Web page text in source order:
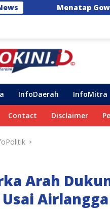
dengan Ketenangan:
InfoDaerah InfoMitra
Contact Disclaimer
Arah
Usai